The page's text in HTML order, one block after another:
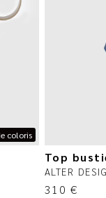
coloris
Top
ALTER
310 €